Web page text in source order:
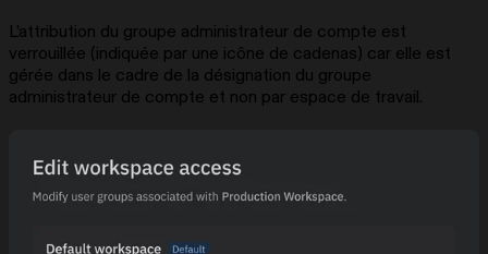
L’attribution du groupe administrateur de compte est
verrouillée (indiquée par une icône de cadenas) car elle est
gérée dans le cadre de la désignation du groupe
administrateur de compte et non par espace de travail.